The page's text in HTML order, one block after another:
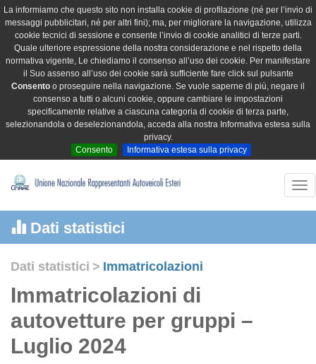
La informiamo che questo sito non installa cookie di profilazione (né per l’invio di
messaggi pubblicitari, né per altri fini); ma, per migliorare la navigazione, utilizza
cookie tecnici di sessione e consente l’invio di cookie analitici di terze parti.
Quale ulteriore espressione della nostra considerazione e nel rispetto della
normativa vigente, Le chiediamo il consenso all’uso dei cookie. Per manifestare
il Suo assenso all’uso dei cookie sarà sufficiente fare click sul pulsante
Consento o proseguire nella navigazione. Se vuole saperne di più, negare il
consenso a tutti o alcuni cookie, oppure cambiare le impostazioni
specificamente relative a ciascuna categoria di cookie di terza parte,
selezionandola o deselezionandola, acceda alla nostra Informativa estesa sulla
privacy.
Consento
Informativa estesa sulla privacy
Dati statistici
Dati statistici > Immatricolazioni
Immatricolazioni di
autovetture per gruppi –
Luglio 2024